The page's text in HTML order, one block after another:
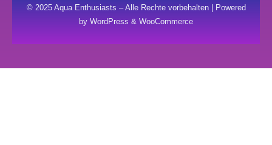
© 2025 Aqua Enthusiasts – Alle Rechte vorbehalten | Powered
by WordPress & WooCommerce